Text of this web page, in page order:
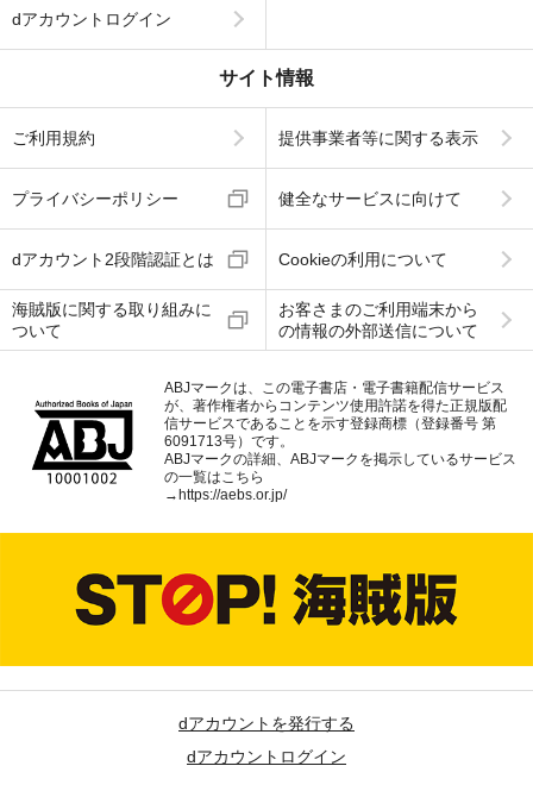
dアカウントログイン
サイト情報
ご利用規約 提供事業者等に関する表示
プライバシーポリシー 健全なサービスに向けて
dアカウント2段階認証とは Cookieの利用について
海賊版に関する取り組みに
ついて
お客さまのご利用端末から
の情報の外部送信について
ABJマークは、この電子書店・電子書籍配信サービス
が、著作権者からコンテンツ使用許諾を得た正規版配
信サービスであることを示す登録商標（登録番号 第
6091713号）です。
ABJマークの詳細、ABJマークを掲示しているサービス
の一覧はこちら
→ https://aebs.or.jp/
dアカウントを発行する
dアカウントログイン